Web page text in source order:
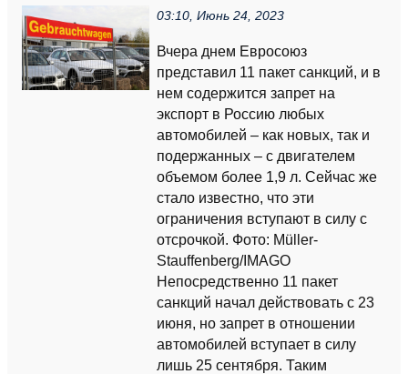
03:10, Июнь 24, 2023
Вчера днем Евросоюз
представил 11 пакет санкций, и в
нем содержится запрет на
экспорт в Россию любых
автомобилей – как новых, так и
подержанных – с двигателем
объемом более 1,9 л. Сейчас же
стало известно, что эти
ограничения вступают в силу с
отсрочкой. Фото: Müller-
Stauffenberg/IMAGO
Непосредственно 11 пакет
санкций начал действовать с 23
июня, но запрет в отношении
автомобилей вступает в силу
лишь 25 сентября. Таким